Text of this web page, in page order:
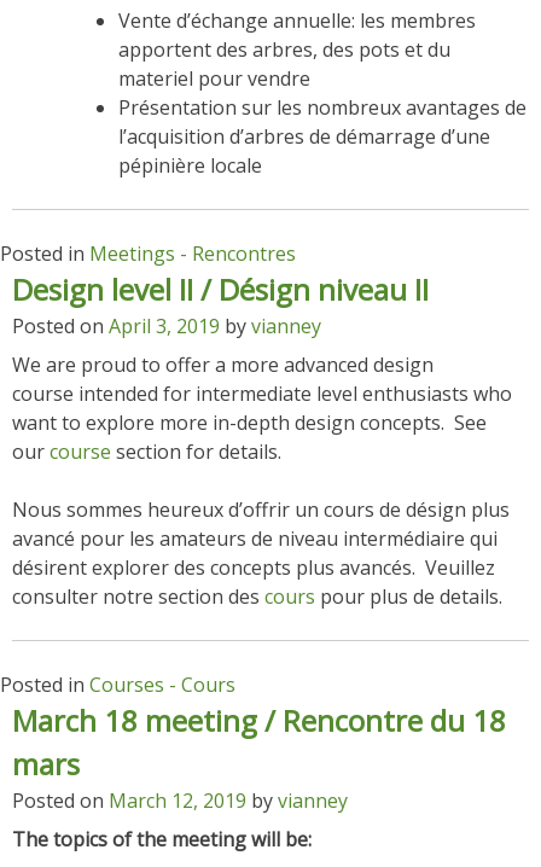
Vente d’échange annuelle: les membres
apportent des arbres, des pots et du
materiel pour vendre
Présentation sur les nombreux avantages de
l’acquisition d’arbres de démarrage d’une
pépinière locale
Posted in Meetings - Rencontres
Design level II / Désign niveau II
Posted on April 3, 2019 byvianney
We are proud to offer a more advanced design
course intended for intermediate level enthusiasts who
want to explore more in-depth design concepts. See
ourcourse section for details.
Nous sommes heureux d’offrir un cours de désign plus
avancé pour les amateurs de niveau intermédiaire qui
désirent explorer des concepts plus avancés. Veuillez
consulter notre section des cours pour plus de details.
Posted in Courses - Cours
March 18 meeting / Rencontre du 18
mars
Posted on March 12, 2019 byvianney
The topics of the meeting will be: